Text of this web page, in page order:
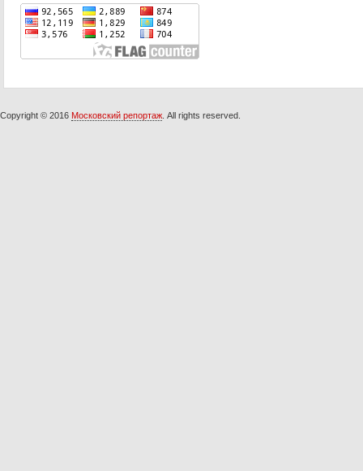
Copyright © 2016 Московский репортаж . All rights reserved.